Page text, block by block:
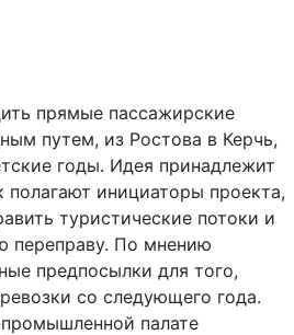
прямые пассажирские
путем, из Ростова в Керчь,
годы. Идея принадлежит
полагают инициаторы проекта,
туристические потоки и
переправу. По мнению
предпосылки для того,
со следующего года.
палате